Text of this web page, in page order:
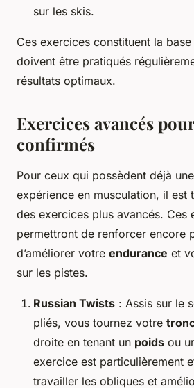
sur les skis.
Ces exercices constituent la
doivent être pratiqués
résultats optimaux.
Exercices avancés
confirmés
Pour ceux qui possèdent déjà
expérience en musculation, il est
des exercices plus avancés. Ces
permettront de renforcer encore
d’améliorer votre endurance et
sur les pistes.
Russian Twists : Assis sur le
pliés, vous tournez votre
droite en tenant un poids ou
exercice est particulièrement
travailler les obliques et